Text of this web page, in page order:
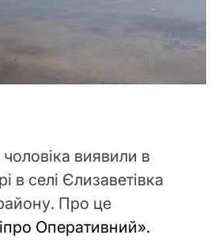
виявили в
в селі Єлизаветівка
Про це
Оперативний».